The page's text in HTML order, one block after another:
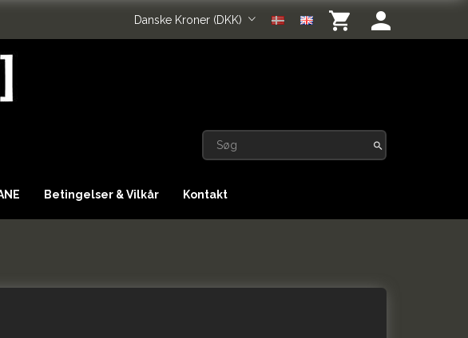
Danske Kroner (DKK)
Betingelser & Vilkår Kontakt